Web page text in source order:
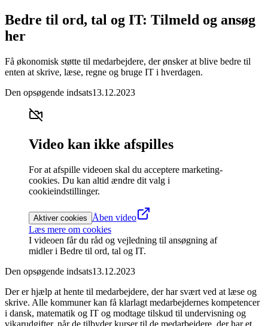
Bedre til ord, tal og IT: Tilmeld og ansøg
her
Få økonomisk støtte til medarbejdere, der ønsker at blive bedre til
enten at skrive, læse, regne og bruge IT i hverdagen.
Den opsøgende indsats13.12.2023
Video kan ikke afspilles
For at afspille videoen skal du acceptere marketing-
cookies. Du kan altid ændre dit valg i
cookieindstillinger.
Aktiver cookies
Åben video
Læs mere om cookies
I videoen får du råd og vejledning til ansøgning af
midler i Bedre til ord, tal og IT.
Den opsøgende indsats13.12.2023
Der er hjælp at hente til medarbejdere, der har svært ved at læse og
skrive. Alle kommuner kan få klarlagt medarbejdernes kompetencer
i dansk, matematik og IT og modtage tilskud til undervisning og
vikarudgifter, når de tilbyder kurser til de medarbejdere, der har et